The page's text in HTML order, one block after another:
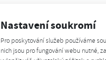
Nastavení soukromí
Pro poskytování služeb používáme
nich jsou pro fungování webu nutné,